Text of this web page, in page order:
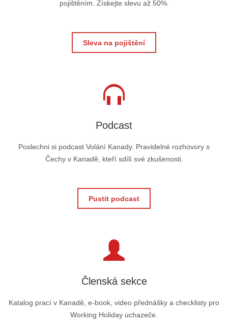
pojištěním. Získejte slevu až 50%.
Sleva na pojištění
Podcast
Poslechni si podcast Volání Kanady. Pravidelné rozhovory s
Čechy v Kanadě, kteří sdílí své zkušenosti.
Pustit podcast
Členská sekce
Katalog prací v Kanadě, e-book, video přednášky a checklisty pro
Working Holiday uchazeče.